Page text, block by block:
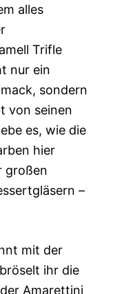
alles
Trifle
nur ein
sondern
von seinen
es, wie die
hier
großen
–
mit der
ihr die
Amarettini